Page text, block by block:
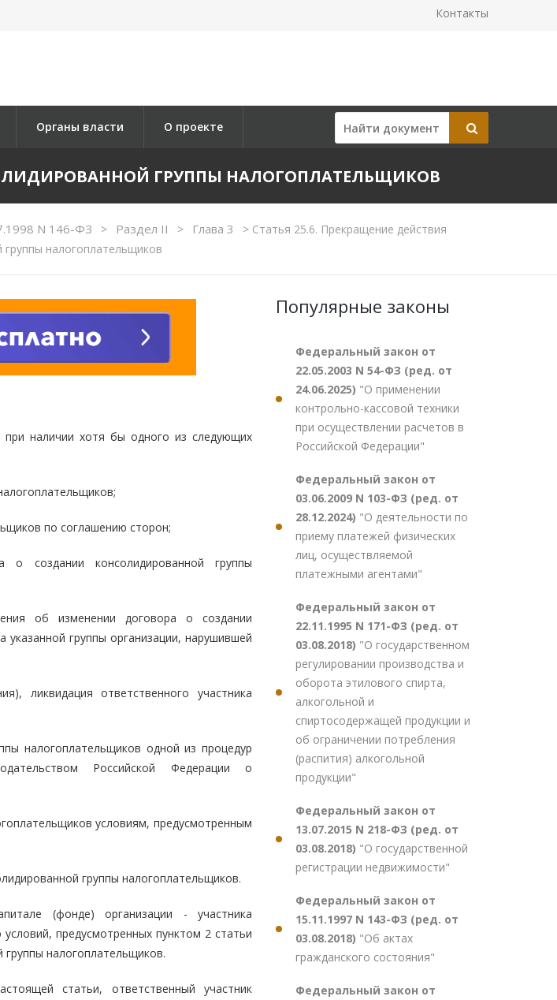
Контакты
Органы власти О проекте
ГРУППЫ НАЛОГОПЛАТЕЛЬЩИКОВ
N 146-ФЗ > Раздел II > Глава 3 > Статья 25.6. Прекращение действия
группы налогоплательщиков
при наличии хотя бы одного из следующих
по соглашению сторон;
создании консолидированной группы
об изменении договора о создании
группы организации, нарушившей
ликвидация ответственного участника
налогоплательщиков одной из процедур
Российской Федерации о
условиям, предусмотренным
группы налогоплательщиков.
(фонде) организации - участника
предусмотренных пунктом 2 статьи
налогоплательщиков.
статьи, ответственный участник
Популярные законы
Федеральный закон от
22.05.2003 N 54-ФЗ (ред. от
24.06.2025) "О применении
контрольно-кассовой техники
при осуществлении расчетов в
Российской Федерации"
Федеральный закон от
03.06.2009 N 103-ФЗ (ред. от
28.12.2024) "О деятельности по
приему платежей физических
лиц, осуществляемой
платежными агентами"
Федеральный закон от
22.11.1995 N 171-ФЗ (ред. от
03.08.2018) "О государственном
регулировании производства и
оборота этилового спирта,
алкогольной и
спиртосодержащей продукции и
об ограничении потребления
(распития) алкогольной
продукции"
Федеральный закон от
13.07.2015 N 218-ФЗ (ред. от
03.08.2018) "О государственной
регистрации недвижимости"
Федеральный закон от
15.11.1997 N 143-ФЗ (ред. от
03.08.2018) "Об актах
гражданского состояния"
Федеральный закон от